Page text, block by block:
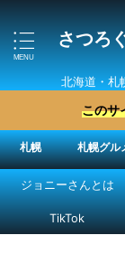
さつろ
北海道・札
略
このサ
札幌 札幌グル
ジョニーさんとは
TikTok